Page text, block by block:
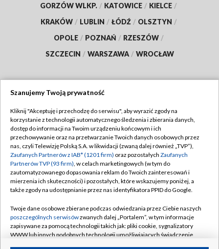
GORZÓW WLKP. / KATOWICE / KIELCE /
KRAKÓW / LUBLIN / ŁÓDŹ / OLSZTYN /
OPOLE / POZNAŃ / RZESZÓW /
SZCZECIN / WARSZAWA / WROCŁAW
TVP
Abonament TVP
Emisja w TVP
Centrum informacji TVP
Naziemna Telewizja Cyfrowa
Rada Programowa
System NOS
Informacje o nadawcy
Regulamin TVP
Polityka prywatności
Moje zgody
Pomoc
Kontakt
Szanujemy Twoją prywatność
Kliknij "Akceptuję i przechodzę do serwisu", aby wyrazić zgody na
korzystanie z technologii automatycznego śledzenia i zbierania danych,
dostęp do informacji na Twoim urządzeniu końcowym i ich
przechowywanie oraz na przetwarzanie Twoich danych osobowych przez
nas, czyli Telewizję Polską S.A. w likwidacji (zwaną dalej również „TVP”),
Zaufanych Partnerów z IAB* (1201 firm) oraz pozostałych Zaufanych
Partnerów TVP (93 firm), w celach marketingowych (w tym do
zautomatyzowanego dopasowania reklam do Twoich zainteresowań i
mierzenia ich skuteczności) i pozostałych, które wskazujemy poniżej, a
także zgody na udostępnianie przez nas identyfikatora PPID do Google.
Twoje dane osobowe zbierane podczas odwiedzania przez Ciebie naszych
poszczególnych serwisówzwanych dalej „Portalem”, w tym informacje
zapisywane za pomocą technologii takich jak: pliki cookie, sygnalizatory
WWW lub innych podobnych technologii umożliwiających świadczenie